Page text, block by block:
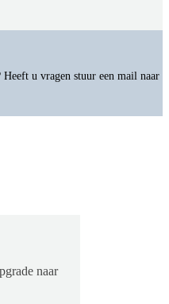
u vragen stuur een mail naar
naar